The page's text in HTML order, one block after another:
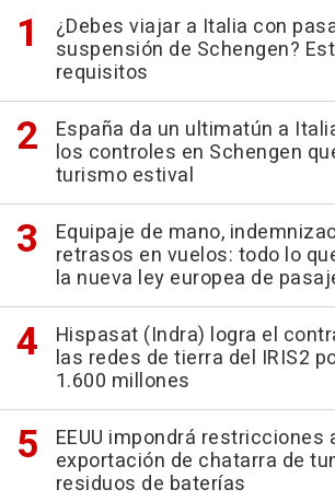
¿Debes viajar a Italia con
suspensión de Schengen?
requisitos
España da un ultimatún a
los controles en Schengen
turismo estival
Equipaje de mano,
retrasos en vuelos: todo lo
la nueva ley europea de
Hispasat (Indra) logra el
las redes de tierra del IRIS2
1.600 millones
EEUU impondrá restricciones
exportación de chatarra de
residuos de baterías